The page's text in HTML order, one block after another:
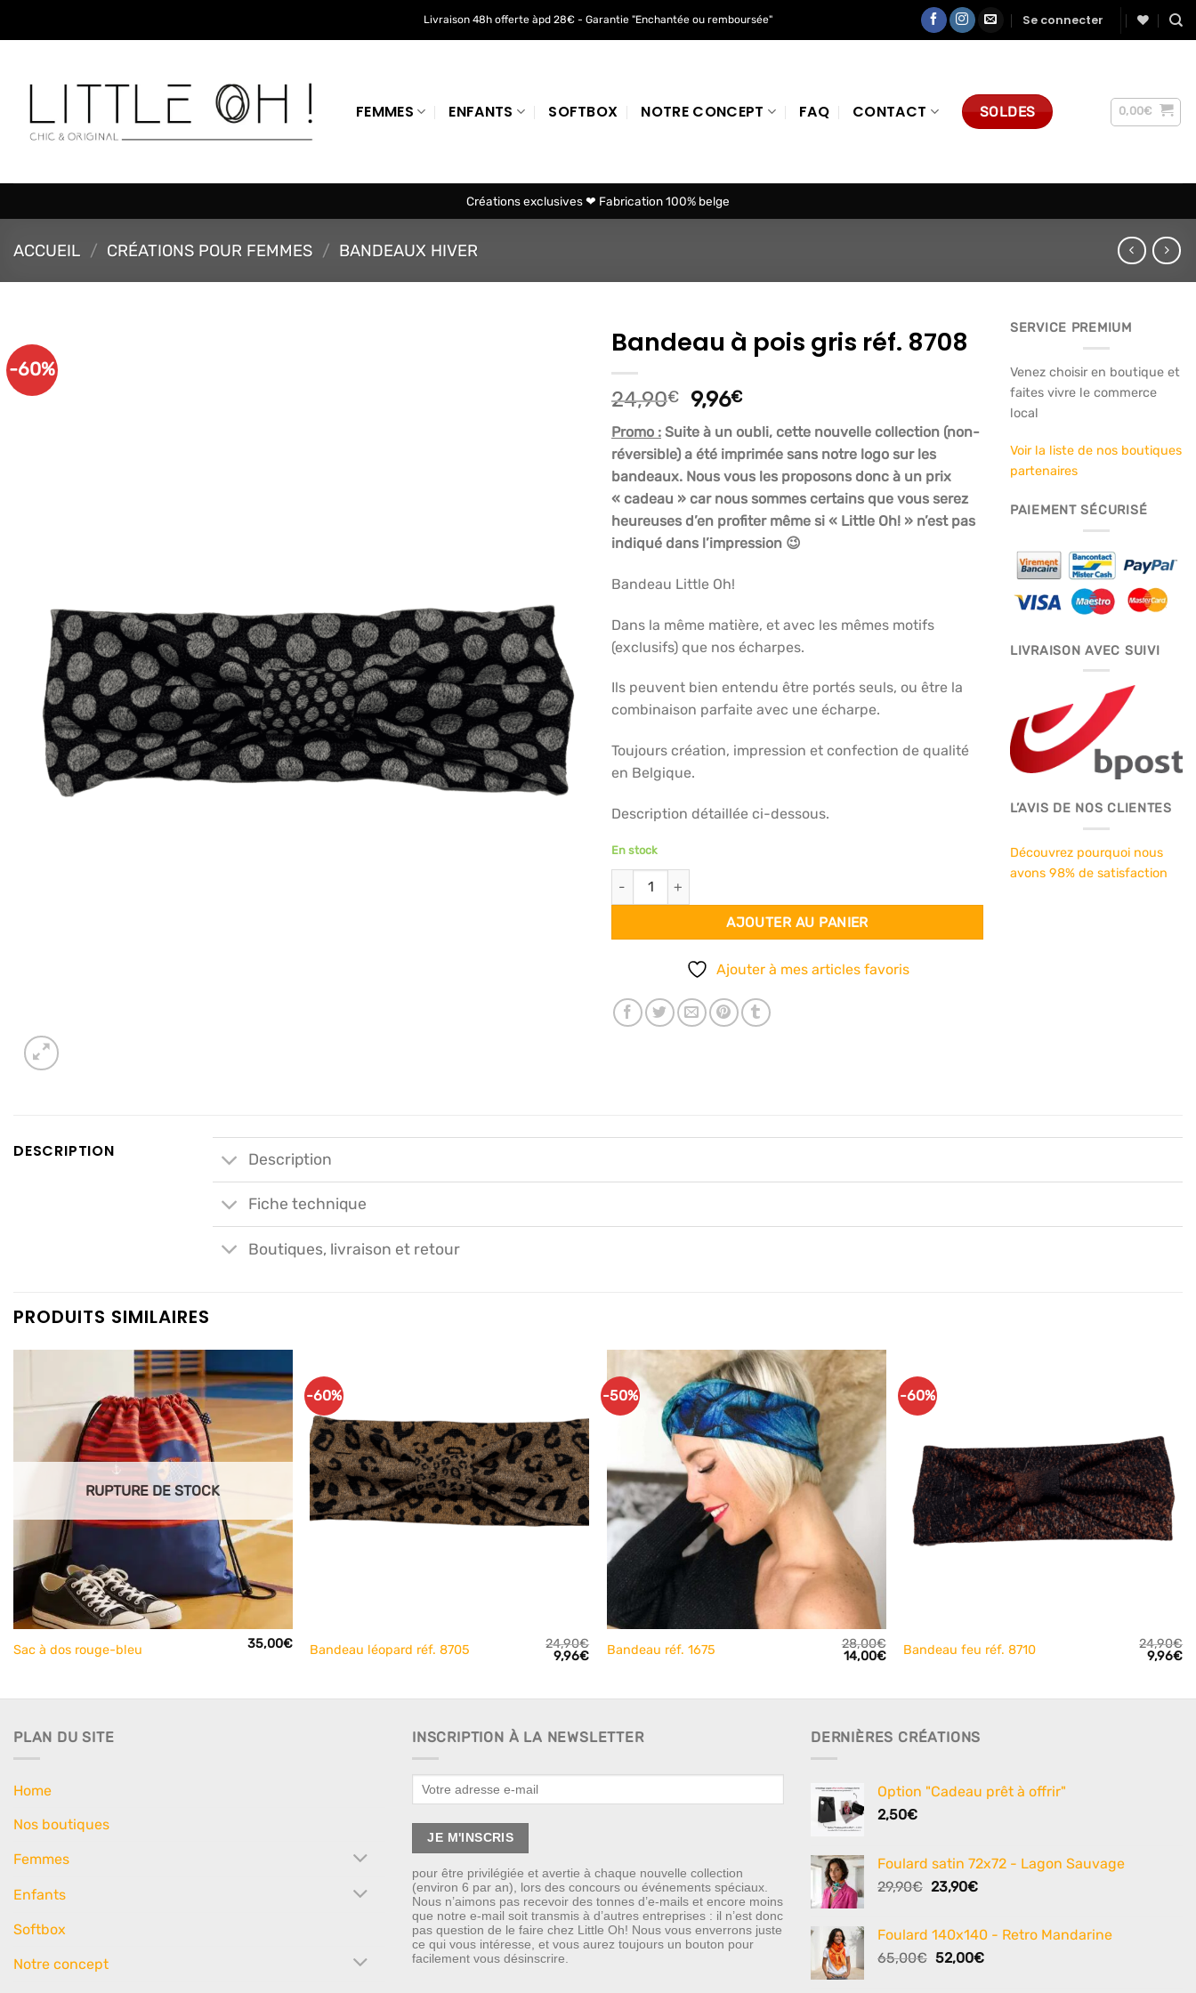
Livraison 48h offerte àpd 28€ - Garantie "Enchantée ou remboursée" Se connecter
FEMMES ENFANTS SOFTBOX NOTRE CONCEPT FAQ CONTACT SOLDES 0,00€
Créations exclusives ❤ Fabrication 100% belge
ACCUEIL / CRÉATIONS POUR FEMMES / BANDEAUX HIVER
-60%
Bandeau à pois gris réf. 8708
24,90€
Le
prix
initial
était :
24,90€.
9,96€Le
prix
actuel
est :
9,96€.
Promo : Suite à un oubli, cette nouvelle collection (non-
réversible) a été imprimée sans notre logo sur les
bandeaux. Nous vous les proposons donc à un prix
« cadeau » car nous sommes certains que vous serez
heureuses d’en profiter même si « Little Oh! » n’est pas
indiqué dans l’impression 😉
Bandeau Little Oh!
Dans la même matière, et avec les mêmes motifs
(exclusifs) que nos écharpes.
Ils peuvent bien entendu être portés seuls, ou être la
combinaison parfaite avec une écharpe.
Toujours création, impression et confection de qualité
en Belgique.
Description détaillée ci-dessous.
En stock
quantité de Bandeau à pois gris réf. 8708
AJOUTER AU PANIER
Ajouter à mes articles favoris
SERVICE PREMIUM
Venez choisir en boutique et
faites vivre le commerce
local
Voir la liste de nos boutiques
partenaires
PAIEMENT SÉCURISÉ
LIVRAISON AVEC SUIVI
L’AVIS DE NOS CLIENTES
Découvrez pourquoi nous
avons 98% de satisfaction
DESCRIPTION Description
Fiche technique
Boutiques, livraison et retour
PRODUITS SIMILAIRES
Ajouter
favoris
+
RUPTURE DE STOCK
Sac à dos rouge-bleu 35,00€
-60%
articles
favoris
Bandeau léopard réf. 8705 24,90€
Le
9,96€Le
-50%
Ajouter
à mes
articles
+
Bandeau réf. 1675 28,00€
Le
14,00€Le
-60%
favoris
Bandeau feu réf. 8710 24,90€
Le
9,96€Le
PLAN DU SITE
Home
Nos boutiques
Femmes
Enfants
Softbox
Notre concept
INSCRIPTION À LA NEWSLETTER
pour être privilégiée et avertie à chaque nouvelle collection
(environ 6 par an), lors des concours ou événements spéciaux.
Nous n’aimons pas recevoir des tonnes d’e-mails et encore moins
que notre e-mail soit transmis à d’autres entreprises : il n’est donc
pas question de le faire chez Little Oh! Nous vous enverrons juste
ce qui vous intéresse, et vous aurez toujours un bouton pour
facilement vous désinscrire.
DERNIÈRES CRÉATIONS
Option "Cadeau prêt à offrir"
2,50€
Foulard satin 72x72 - Lagon Sauvage
29,90€ Le
était :
29,90€.
23,90€Le
est :
23,90€.
Foulard 140x140 - Retro Mandarine
65,00€ Le
52,00€Le